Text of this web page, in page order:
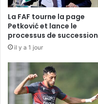
La FAF tourne la page
Petković et lance le
processus de succession
il y a 1 jour